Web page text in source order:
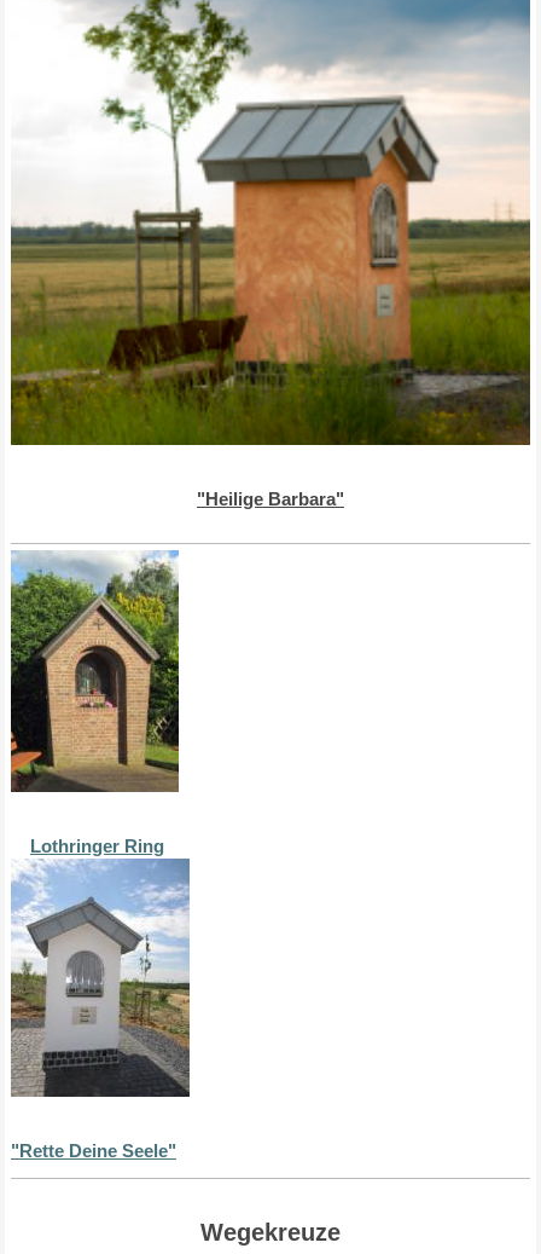
"Heilige Barbara"
Lothringer Ring
"Rette Deine Seele"
Wegekreuze